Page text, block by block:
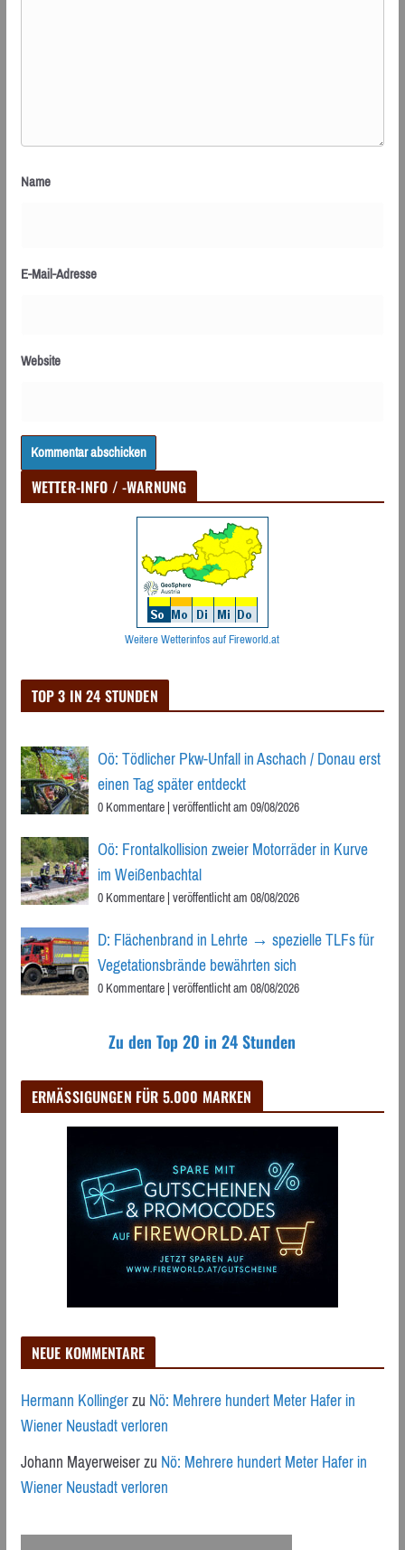
Name
E-Mail-Adresse
Website
WETTER-INFO / -WARNUNG
Weitere Wetterinfos auf Fireworld.at
TOP 3 IN 24 STUNDEN
Oö: Tödlicher Pkw-Unfall in Aschach / Donau erst
einen Tag später entdeckt
0 Kommentare|veröffentlicht am 09/08/2026
Oö: Frontalkollision zweier Motorräder in Kurve
im Weißenbachtal
0 Kommentare|veröffentlicht am 08/08/2026
D: Flächenbrand in Lehrte → spezielle TLFs für
Vegetationsbrände bewährten sich
0 Kommentare|veröffentlicht am 08/08/2026
Zu den Top 20 in 24 Stunden
ERMÄSSIGUNGEN FÜR 5.000 MARKEN
NEUE KOMMENTARE
Hermann KollingerzuNö: Mehrere hundert Meter Hafer in
Wiener Neustadt verloren
Johann MayerweiserzuNö: Mehrere hundert Meter Hafer in
Wiener Neustadt verloren